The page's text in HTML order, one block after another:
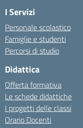
I Servizi
Personale scolastico
Famiglie e studenti
Percorsi di studio
Didattica
Offerta formativa
Le schede didattiche
I progetti delle classi
Orario Docenti